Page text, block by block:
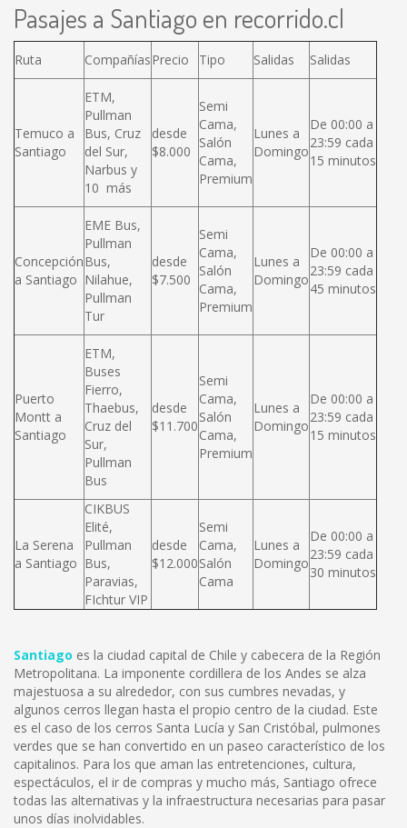
Pasajes a Santiago en recorrido.cl
Ruta CompañíasPrecio Tipo Salidas Salidas
Temuco a
Santiago
ETM,
Pullman
Bus, Cruz
del Sur,
Narbus y
10 más
desde
$8.000
Semi
Cama,
Salón
Cama,
Premium
Lunes a
Domingo
De 00:00 a
23:59 cada
15 minutos
Concepción
a Santiago
EME Bus,
Pullman
Bus,
Nilahue,
Pullman
Tur
desde
$7.500
Semi
Cama,
Salón
Cama,
Premium
Lunes a
Domingo
De 00:00 a
23:59 cada
45 minutos
Puerto
Montt a
Santiago
ETM,
Buses
Fierro,
Thaebus,
Cruz del
Sur,
Pullman
Bus
desde
$11.700
Semi
Cama,
Salón
Cama,
Premium
Lunes a
Domingo
De 00:00 a
23:59 cada
15 minutos
La Serena
a Santiago
CIKBUS
Elité,
Pullman
Bus,
Paravias,
FIchtur VIP
desde
$12.000
Semi
Cama,
Salón
Cama
Lunes a
Domingo
De 00:00 a
23:59 cada
30 minutos
Santiago es la ciudad capital de Chile y cabecera de la Región
Metropolitana. La imponente cordillera de los Andes se alza
majestuosa a su alrededor, con sus cumbres nevadas, y
algunos cerros llegan hasta el propio centro de la ciudad. Este
es el caso de los cerros Santa Lucía y San Cristóbal, pulmones
verdes que se han convertido en un paseo característico de los
capitalinos. Para los que aman las entretenciones, cultura,
espectáculos, el ir de compras y mucho más, Santiago ofrece
todas las alternativas y la infraestructura necesarias para pasar
unos días inolvidables.